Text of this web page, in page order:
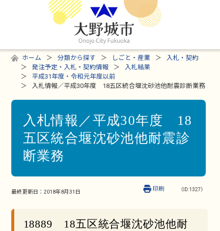
ホーム 分類から探す しごと・産業
入札・契約
発注予定・入札・契約情報
入札結果
平成31年度・令和元年度以前
入札情報／平成30年度 18五区統合堰沈砂池他耐震診断業務
入札情報／平成30年度 18
五区統合堰沈砂池他耐震診
断業務
最終更新日： 2018年8月31日 （ID:1327）
印刷
18889 18五区統合堰沈砂池他耐